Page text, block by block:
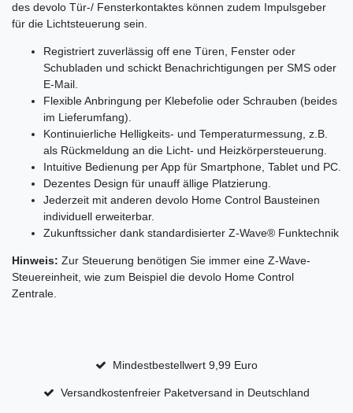
des devolo Tür-/ Fensterkontaktes können zudem Impulsgeber
für die Lichtsteuerung sein.
Registriert zuverlässig off ene Türen, Fenster oder
Schubladen und schickt Benachrichtigungen per SMS oder
E-Mail.
Flexible Anbringung per Klebefolie oder Schrauben (beides
im Lieferumfang).
Kontinuierliche Helligkeits- und Temperaturmessung, z.B.
als Rückmeldung an die Licht- und Heizkörpersteuerung.
Intuitive Bedienung per App für Smartphone, Tablet und PC.
Dezentes Design für unauff ällige Platzierung.
Jederzeit mit anderen devolo Home Control Bausteinen
individuell erweiterbar.
Zukunftssicher dank standardisierter Z-Wave® Funktechnik
Hinweis: Zur Steuerung benötigen Sie immer eine Z-Wave-
Steuereinheit, wie zum Beispiel die devolo Home Control
Zentrale.
Mindestbestellwert 9,99 Euro
Versandkostenfreier Paketversand in Deutschland